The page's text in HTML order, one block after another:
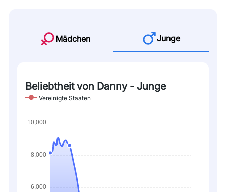
Mädchen Junge
Beliebtheit von Danny - Junge
Vereinigte Staaten